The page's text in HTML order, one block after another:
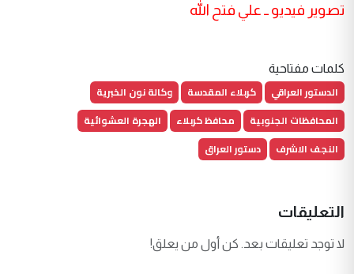
تصوير فيديو ــ علي فتح الل
كلمات مفتاحية
الدستور العراقي كربلاء المقدسة
وكالة نون الخبرية
المحافظات الجنوبية
محافظ كربلاء
الهجرة العشوائية
النجف الاشرف
دستور العراق
التعليقات
لا توجد تعليقات بعد. كن أول من يعلق!